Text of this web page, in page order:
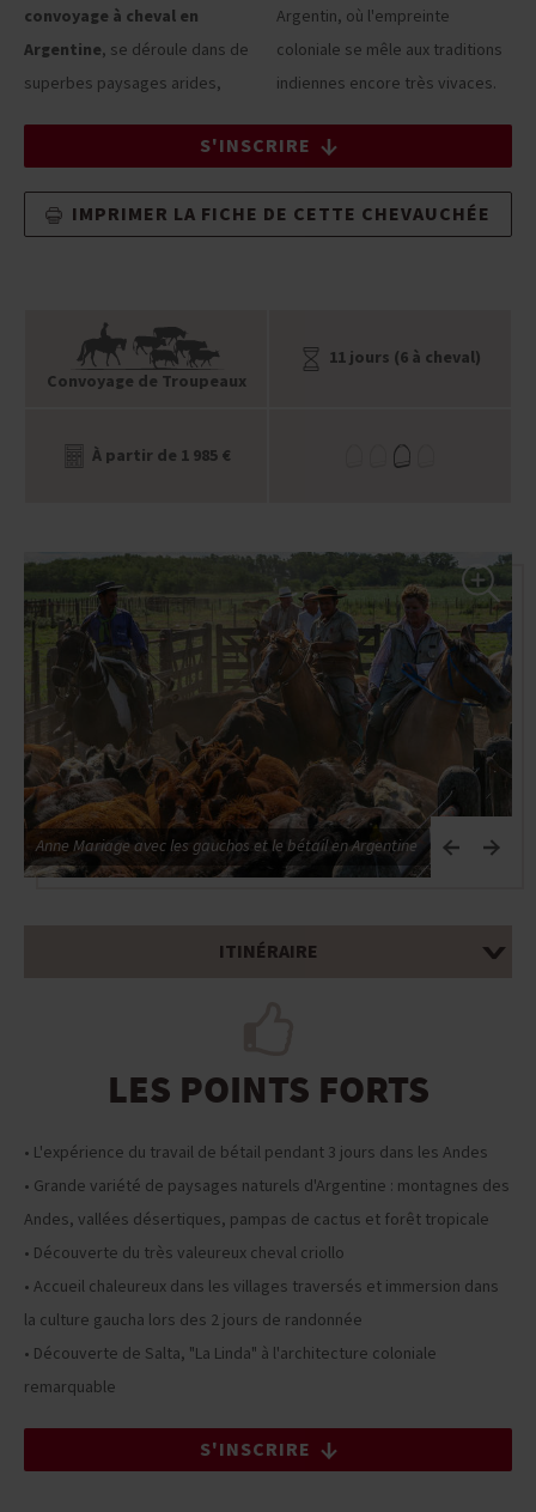
convoyage à cheval en
Argentine, se déroule dans de
superbes paysages arides,
Argentin, où l'empreinte
coloniale se mêle aux traditions
indiennes encore très vivaces.
S'INSCRIRE
IMPRIMER LA FICHE DE CETTE CHEVAUCHÉE
Convoyage de Troupeaux
11 jours (6 à cheval)
À partir de 1 985 €
Anne Mariage avec les gauchos et le bétail en Argentine
ITINÉRAIRE
LES POINTS FORTS
• L'expérience du travail de bétail pendant 3 jours dans les Andes
• Grande variété de paysages naturels d'Argentine : montagnes des
Andes, vallées désertiques, pampas de cactus et forêt tropicale
• Découverte du très valeureux cheval criollo
• Accueil chaleureux dans les villages traversés et immersion dans
la culture gaucha lors des 2 jours de randonnée
• Découverte de Salta, "La Linda" à l'architecture coloniale
remarquable
S'INSCRIRE